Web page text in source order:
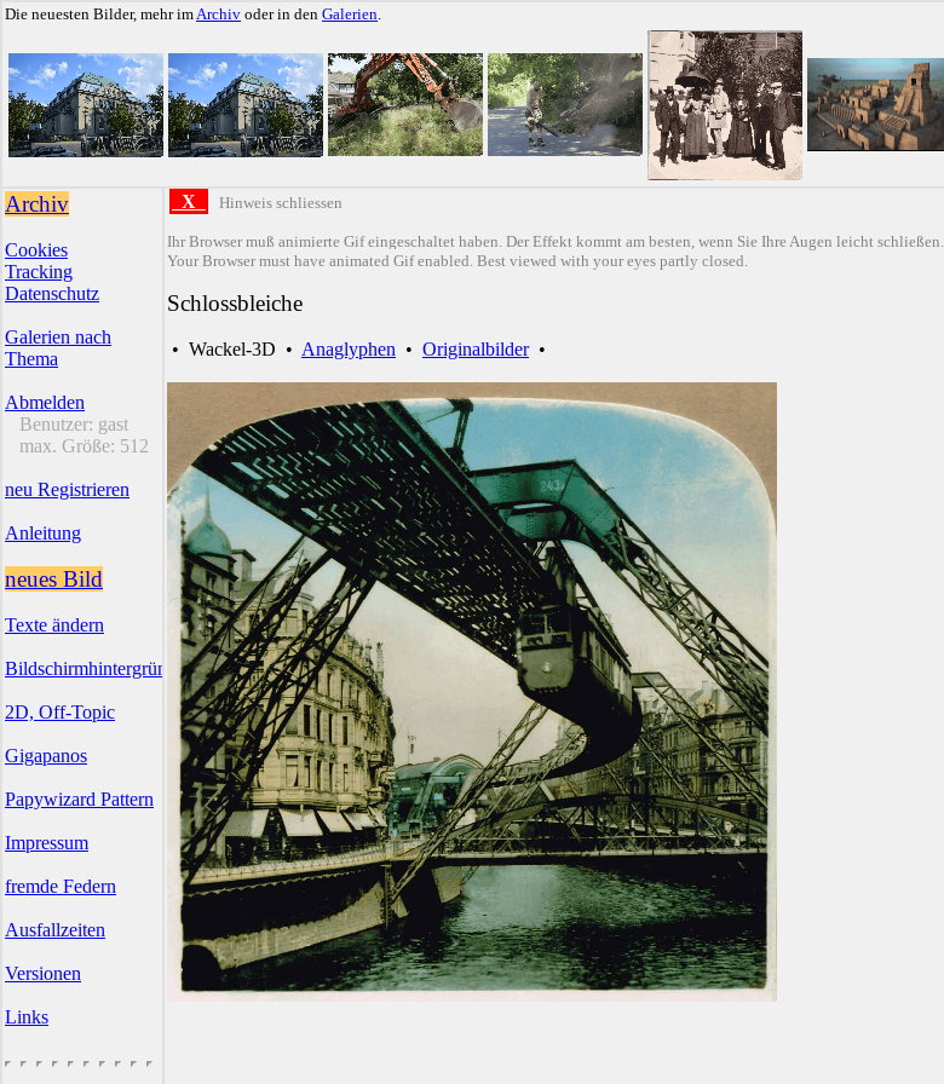
Die neuesten Bilder, mehr imArchiv oder in den Galerien.
Archiv
Cookies
Tracking
Datenschutz
Galerien nach
Thema
Abmelden
Benutzer: gast
max. Größe: 512
neu Registrieren
Anleitung
neues Bild
Texte ändern
Bildschirmhintergründe
2D, Off-Topic
Gigapanos
Papywizard Pattern
Impressum
fremde Federn
Ausfallzeiten
Versionen
Links
X Hinweis schliessen
Ihr Browser muß animierte Gif eingeschaltet haben. Der Effekt kommt am besten, wenn Sie Ihre Augen leicht schließen.
Your Browser must have animated Gif enabled. Best viewed with your eyes partly closed.
Schlossbleiche
• Wackel-3D • Anaglyphen • Originalbilder•